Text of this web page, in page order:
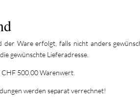
der Ware erfolgt, falls nicht anders
gewünschte Lieferadresse.
500.00 Warenwert.
werden separat verrechnet!